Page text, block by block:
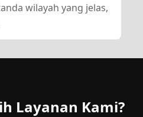
wilayah yang jelas,
Layanan Kami?